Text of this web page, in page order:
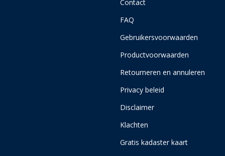
Contact
FAQ
Gebruikersvoorwaarden
Productvoorwaarden
Retourneren en annuleren
Privacy beleid
Disclaimer
Klachten
Gratis kadaster kaart